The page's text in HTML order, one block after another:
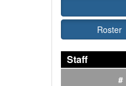
Roster
Staff
#